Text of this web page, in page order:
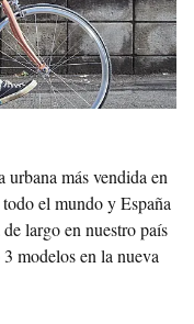
más vendida en
el mundo y España
largo en nuestro país
modelos en la nueva